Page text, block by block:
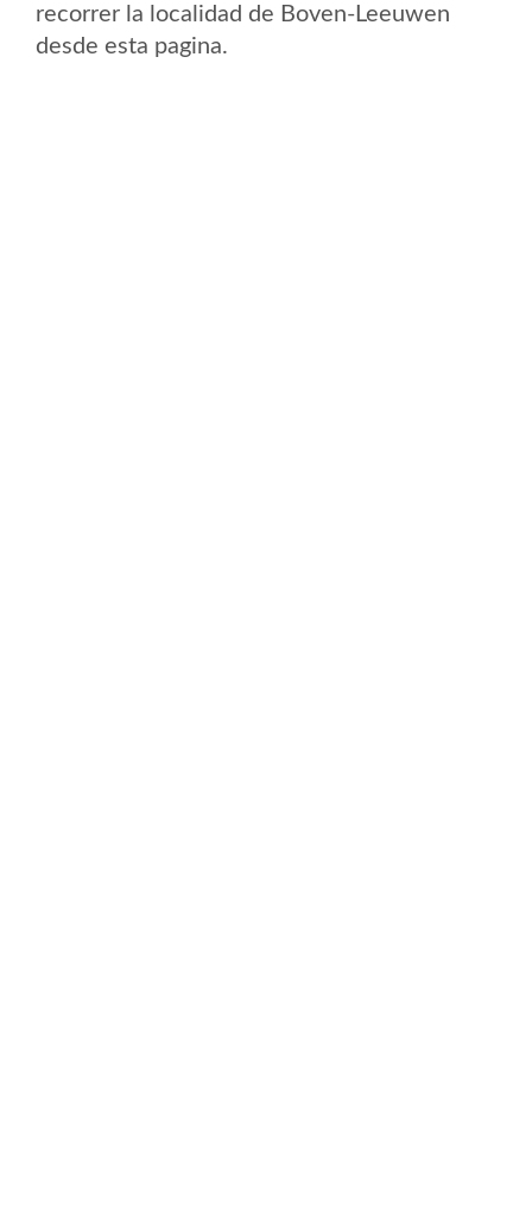
recorrer la localidad de Boven-Leeuwen
desde esta pagina.